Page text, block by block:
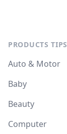
PRODUCTS TIPS
Auto & Motor
Baby
Beauty
Computer